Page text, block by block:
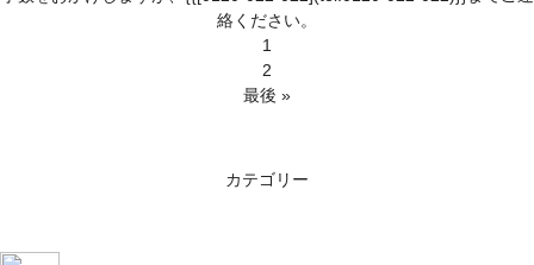
絡ください。
1
2
最後 »
カテゴリー